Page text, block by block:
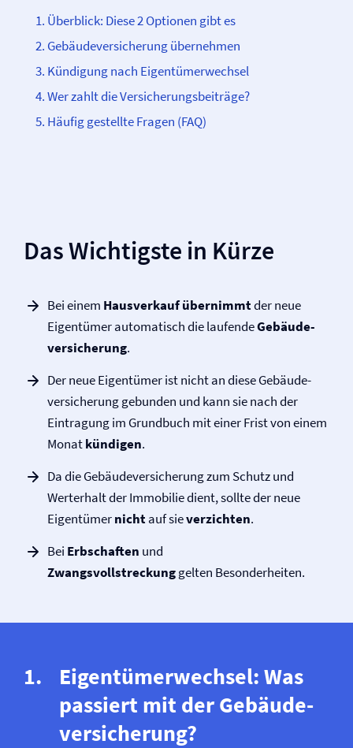
Überblick: Diese 2 Optionen gibt es
Gebäude­­versicherung übernehmen
Kündigung nach Eigentümerwechsel
Wer zahlt die Versicherungsbeiträge?
Häufig gestellte Fragen (FAQ)
Das Wichtigste in Kürze
Bei einem Hausverkaufübernimmtder neue
Eigentümer automatisch die laufendeGebäude­­
versicherung.
Der neue Eigentümer ist nicht an diese Gebäude­
versicherung gebunden und kann sie nach der
Eintragung im Grundbuch mit einer Frist von einem
Monatkündigen.
Da die Gebäude­versicherung zum Schutz und
Werterhalt der Immobilie dient, sollte der neue
Eigentümernichtauf sieverzichten.
Bei Erbschaften und
Zwangsvollstreckunggelten Besonderheiten.
Eigentümerwechsel: Was
passiert mit der Gebäude­
versicherung?